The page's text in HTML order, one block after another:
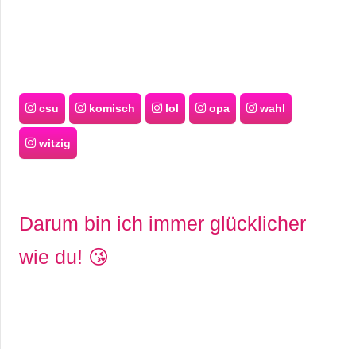
csu komisch lol opa wahl
witzig
Darum bin ich immer glücklicher
wie du! 😘